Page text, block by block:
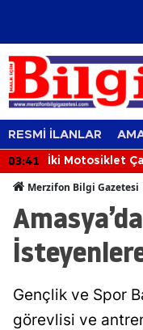
RESMİ İLANLAR
03:41 İki Motosiklet
Merzifon Bilgi Gazetesi
Gençlik ve Spor
görevlisi ve